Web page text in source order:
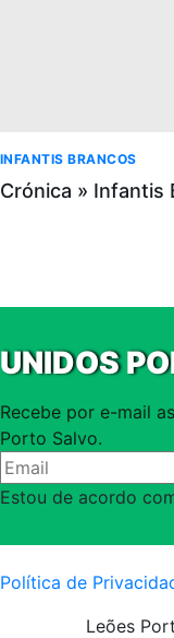
INFANTIS BRANCOS
Crónica » Infantis
UNIDOS
Recebe por e-mail
Porto Salvo.
Estou de acordo
Política de
Leões